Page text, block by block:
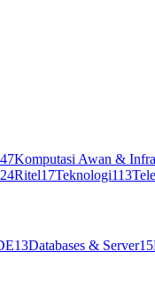
Komputasi Awan &
24Ritel17Teknologi113
13Databases & Server15